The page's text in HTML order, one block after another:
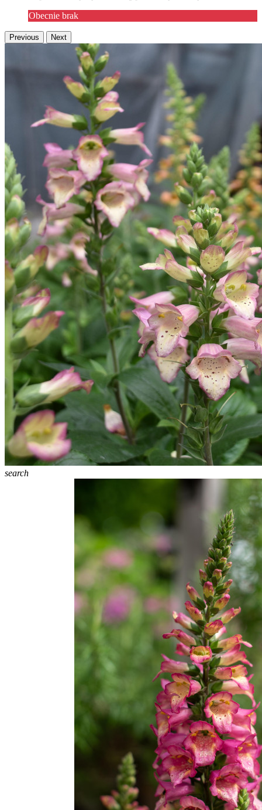
Obecnie brak
Previous Next
search